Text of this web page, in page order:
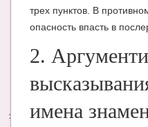
трех пунктов. В
опасность впасть в
2.
имена